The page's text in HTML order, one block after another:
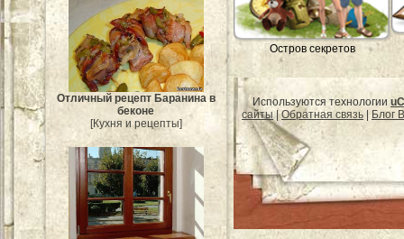
Отличный рецепт Баранина в
беконе
[Кухня и рецепты]
Остров секретов
Используются технологии
сайты|Обратная связь Блог